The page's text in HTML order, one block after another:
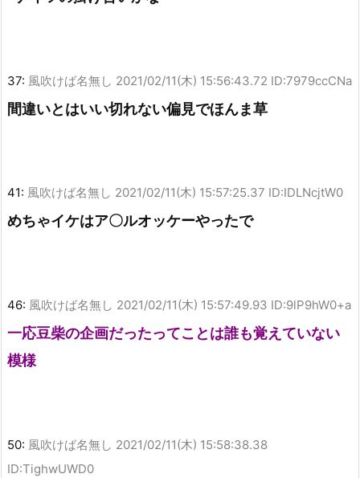
37: 風吹けば名無し 2021/02/11(木) 15:56:43.72 ID:7979ccCNa
間違いとはいい切れない偏見でほんま草
41: 風吹けば名無し 2021/02/11(木) 15:57:25.37 ID:IDLNcjtW0
めちゃイケはア〇ルオッケーやったで
46: 風吹けば名無し 2021/02/11(木) 15:57:49.93 ID:9lP9hW0+a
一応豆柴の企画だったってことは誰も覚えていない
模様
50: 風吹けば名無し 2021/02/11(木) 15:58:38.38
ID:TighwUWD0